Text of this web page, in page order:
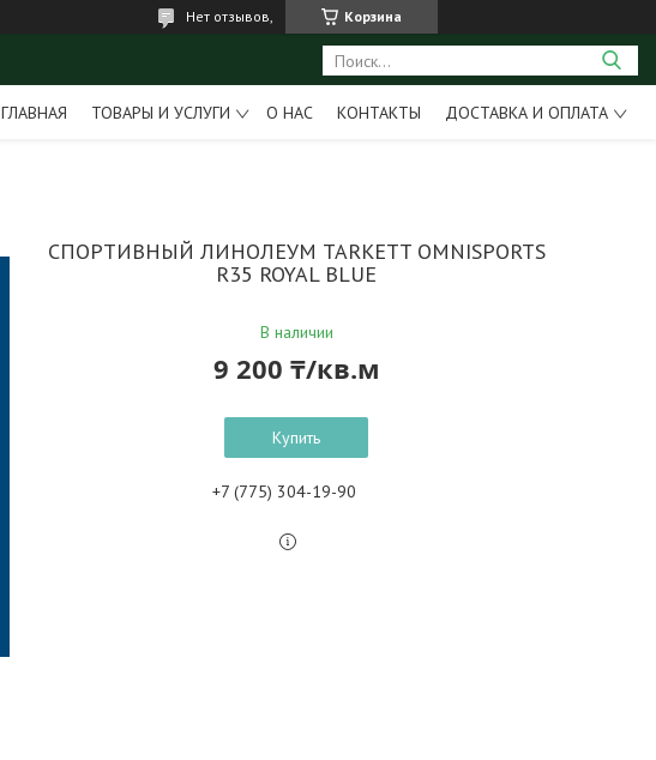
Корзина
Нет отзывов,
ГЛАВНАЯ ТОВАРЫ И УСЛУГИ О НАС КОНТАКТЫ ДОСТАВКА И ОПЛАТА
СПОРТИВНЫЙ ЛИНОЛЕУМ TARKETT OMNISPORTS
R35 ROYAL BLUE
В наличии
9 200 ₸/кв.м
Купить
+7 (775) 304-19-90